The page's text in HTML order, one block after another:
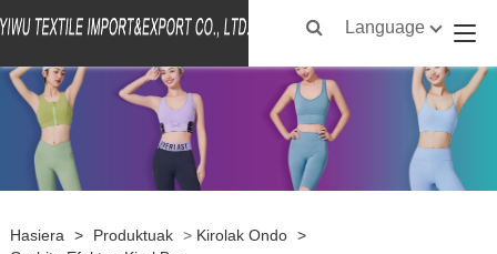
Language
Hasiera > Produktuak > Kirolak Ondo >